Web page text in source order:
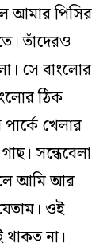
আমার পিসির
তাঁদেরও
সে বাংলোর
ঠিক
খেলার
সন্ধেবেলা
আমি আর
ওই
না।